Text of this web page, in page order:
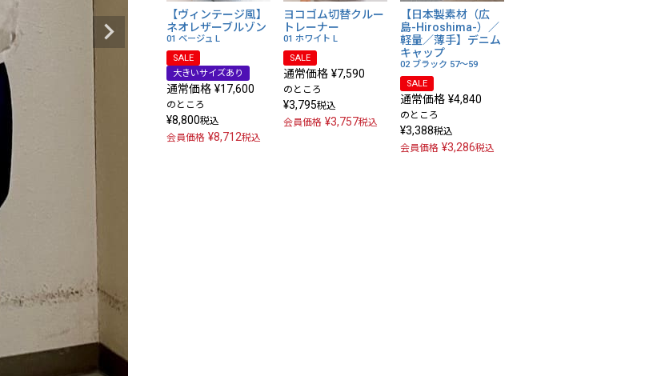
【ヴィンテージ風】
ネオレザーブルゾン
01 ベージュ L
SALE
大きいサイズあり
通常価格 ¥17,600
のところ
¥8,800税込
会員価格 ¥8,712税込
ヨコゴム切替クルー
トレーナー
01 ホワイト L
SALE
通常価格 ¥7,590
のところ
¥3,795税込
会員価格 ¥3,757税込
【日本製素材（広
島-Hiroshima-）／
軽量／薄手】デニム
キャップ
02 ブラック 57～59
SALE
通常価格 ¥4,840
のところ
¥3,388税込
会員価格 ¥3,286税込